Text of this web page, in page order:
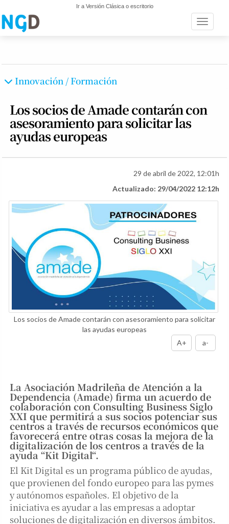
Ir a Versión Clásica o escritorio
Toggle
Innovación / Formación
Los socios de Amade contarán con
asesoramiento para solicitar las
ayudas europeas
29 de abril de 2022, 12:01h
Actualizado: 29/04/2022 12:12h
Los socios de Amade contarán con asesoramiento para solicitar
las ayudas europeas
A+
a-
La Asociación Madrileña de Atención a la
Dependencia (Amade) firma un acuerdo de
colaboración con Consulting Business Siglo
XXI que permitirá a sus socios potenciar sus
centros a través de recursos económicos que
favorecerá entre otras cosas la mejora de la
digitalización de los centros a través de la
ayuda “Kit Digital“.
El Kit Digital es un programa público de ayudas,
que provienen del fondo europeo para las pymes
y autónomos españoles. El objetivo de la
iniciativa es ayudar a las empresas a adoptar
soluciones de digitalización en diversos ámbitos.